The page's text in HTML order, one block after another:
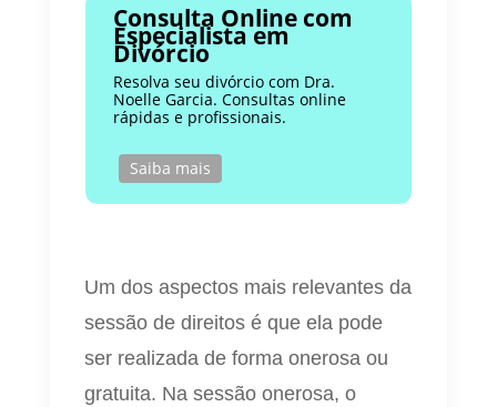
Consulta Online com
Especialista em
Divórcio
Resolva seu divórcio com Dra.
Noelle Garcia. Consultas online
rápidas e profissionais.
Saiba mais
Um dos aspectos mais relevantes da
sessão de direitos é que ela pode
ser realizada de forma onerosa ou
gratuita. Na sessão onerosa, o